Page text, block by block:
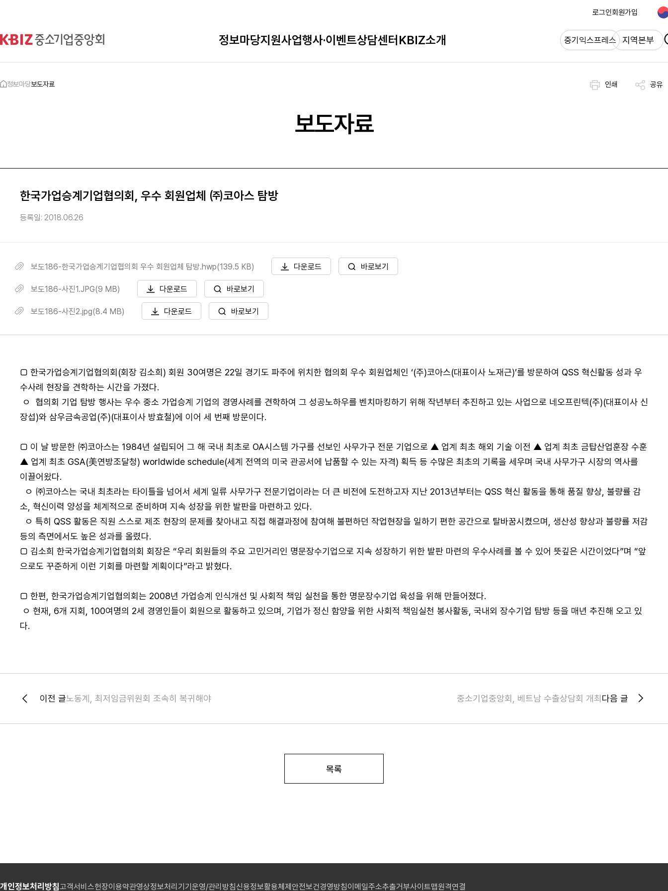
로그인회원가입
정보마당지원사업행사·이벤트상담센터KBIZ소개 중기익스프레스 지역본부
정보마당보도자료 인쇄 공유
보도자료
한국가업승계기업협의회, 우수 회원업체 ㈜코아스 탐방
등록일: 2018.06.26
보도186-한국가업승계기업협의회 우수 회원업체 탐방.hwp(139.5 KB) 다운로드 바로보기
보도186-사진1.JPG(9 MB) 다운로드 바로보기
보도186-사진2.jpg(8.4 MB) 다운로드 바로보기
□ 한국가업승계기업협의회(회장 김소희) 회원 30여명은 22일 경기도 파주에 위치한 협의회 우수 회원업체인 ‘(주)코아스(대표이사 노재근)’를 방문하여 QSS 혁신활동 성과 우
수사례 현장을 견학하는 시간을 가졌다.
ㅇ 협의회 기업 탐방 행사는 우수 중소 가업승계 기업의 경영사례를 견학하여 그 성공노하우를 벤치마킹하기 위해 작년부터 추진하고 있는 사업으로 네오프린텍(주)(대표이사 신
장섭)와 삼우금속공업(주)(대표이사 방효철)에 이어 세 번째 방문이다.
□ 이 날 방문한 ㈜코아스는 1984년 설립되어 그 해 국내 최초로 OA시스템 가구를 선보인 사무가구 전문 기업으로 ▲ 업계 최초 해외 기술 이전 ▲ 업계 최초 금탑산업훈장 수훈
▲ 업계 최초 GSA(美연방조달청) worldwide schedule(세계 전역의 미국 관공서에 납품할 수 있는 자격) 획득 등 수많은 최초의 기록을 세우며 국내 사무가구 시장의 역사를
이끌어왔다.
ㅇ ㈜코아스는 국내 최초라는 타이틀을 넘어서 세계 일류 사무가구 전문기업이라는 더 큰 비전에 도전하고자 지난 2013년부터는 QSS 혁신 활동을 통해 품질 향상, 불량률 감
소, 혁신이력 양성을 체계적으로 준비하며 지속 성장을 위한 발판을 마련하고 있다.
ㅇ 특히 QSS 활동은 직원 스스로 제조 현장의 문제를 찾아내고 직접 해결과정에 참여해 불편하던 작업현장을 일하기 편한 공간으로 탈바꿈시켰으며, 생산성 향상과 불량률 저감
등의 측면에서도 높은 성과를 올렸다.
□ 김소희 한국가업승계기업협의회 회장은 “우리 회원들의 주요 고민거리인 명문장수기업으로 지속 성장하기 위한 발판 마련의 우수사례를 볼 수 있어 뜻깊은 시간이었다”며 “앞
으로도 꾸준하게 이런 기회를 마련할 계획이다”라고 밝혔다.
□ 한편, 한국가업승계기업협의회는 2008년 가업승계 인식개선 및 사회적 책임 실천을 통한 명문장수기업 육성을 위해 만들어졌다.
ㅇ 현재, 6개 지회, 100여명의 2세 경영인들이 회원으로 활동하고 있으며, 기업가 정신 함양을 위한 사회적 책임실천 봉사활동, 국내외 장수기업 탐방 등을 매년 추진해 오고 있
다.
이전 글노동계, 최저임금위원회 조속히 복귀해야 중소기업중앙회, 베트남 수출상담회 개최 다음 글
목록
개인정보처리방침고객서비스헌장이용약관영상정보처리기기운영/관리방침신용정보활용체제 안전보건경영방침이메일주소추출거부사이트맵원격연결